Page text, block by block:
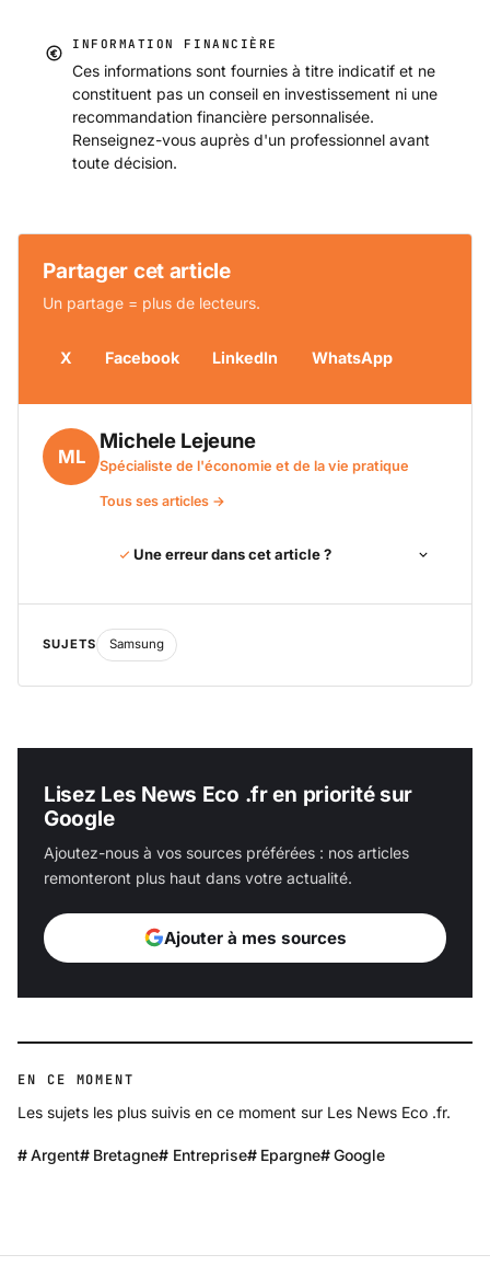
INFORMATION FINANCIÈRE
Ces informations sont fournies à titre indicatif et ne
constituent pas un conseil en investissement ni une
recommandation financière personnalisée.
Renseignez-vous auprès d'un professionnel avant
toute décision.
Partager cet article
Un partage = plus de lecteurs.
X Facebook LinkedIn WhatsApp
ML
Michele Lejeune
Spécialiste de l'économie et de la vie pratique
Tous ses articles →
Une erreur dans cet article ?
SUJETS Samsung
Lisez Les News Eco .fr en priorité sur
Google
Ajoutez-nous à vos sources préférées : nos articles
remonteront plus haut dans votre actualité.
Ajouter à mes sources
EN CE MOMENT
Les sujets les plus suivis en ce moment sur Les News Eco .fr.
Argent Bretagne Entreprise Epargne Google